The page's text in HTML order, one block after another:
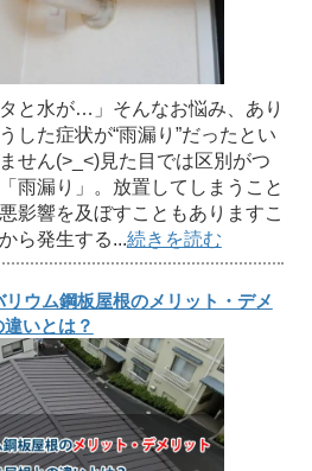
と水が…」そんなお悩み、あり
した症状が“雨漏り”だったとい
せん(>_<)見た目では区別がつ
雨漏り」。放置してしまうこと
影響を及ぼすこともありますこ
ら発生する...続きを読む
ウム鋼板屋根のメリット・デメ
いとは？